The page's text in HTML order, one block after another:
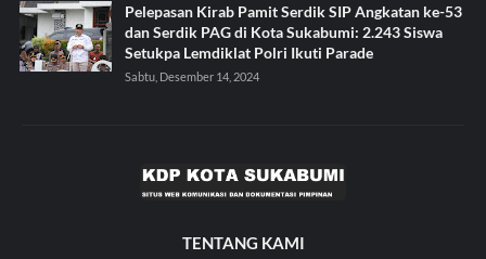
Pelepasan Kirab Pamit Serdik SIP Angkatan ke-53
dan Serdik PAG di Kota Sukabumi: 2.243 Siswa
Setukpa Lemdiklat Polri Ikuti Parade
Sabtu, Desember 14, 2024
TENTANG KAMI